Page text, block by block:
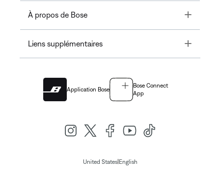
À propos de Bose Toggle
Liens supplémentaires Toggle
Application Bose
Bose Connect
App
United States| English